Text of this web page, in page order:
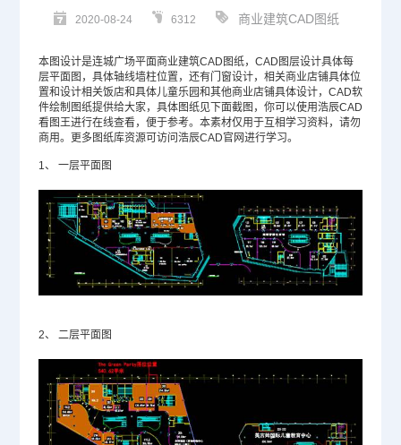
2020-08-24 6312 商业建筑CAD图纸
本图设计是连城广场平面商业建筑CAD 图纸， CAD图层设计具体每
层平面图，具体轴线墙柱位置，还有门窗设计，相关商业店铺具体位
置和设计相关饭店和具体儿童乐园和其他商业店铺具体设计， CAD软
件绘制图纸提供给大家，具体图纸见下面截图，你可以使用浩辰CAD
看图王进行在线查看，便于参考。本素材仅用于互相学习资料，请勿
商用。更多图纸库资源可访问浩辰CAD官网进行学习。
1、 一层平面图
2、 二层平面图